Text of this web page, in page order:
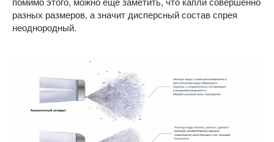
разных размеров, а значит дисперсный состав спрея
неоднородный.